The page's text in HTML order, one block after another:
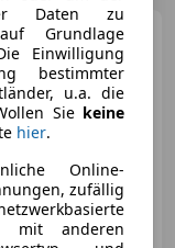
Benz 280SE 3.5
Daten zu
Grundlage
Einwilligung
bestimmter
u.a. die
Sie keine
hier.
Online-
zufällig
mit anderen